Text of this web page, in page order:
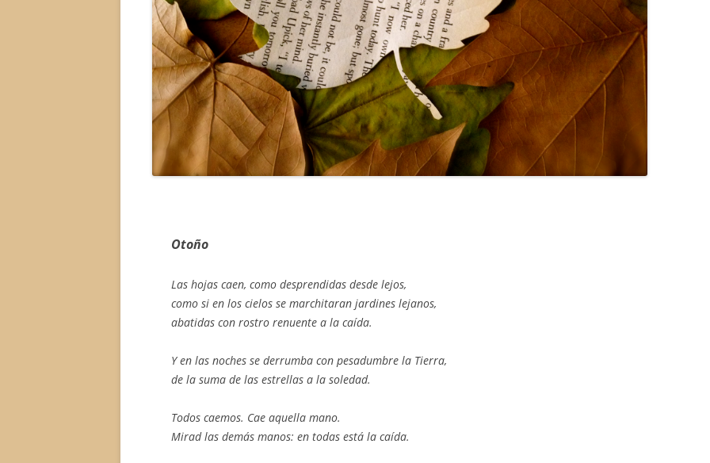
Otoño
Las hojas caen, como desprendidas desde lejos,
como si en los cielos se marchitaran jardines lejanos,
abatidas con rostro renuente a la caída.
Y en las noches se derrumba con pesadumbre la Tierra,
de la suma de las estrellas a la soledad.
Todos caemos. Cae aquella mano.
Mirad las demás manos: en todas está la caída.